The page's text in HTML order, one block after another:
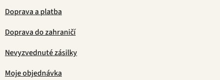
Doprava a platba
Doprava do zahraničí
Nevyzvednuté zásilky
Moje objednávka